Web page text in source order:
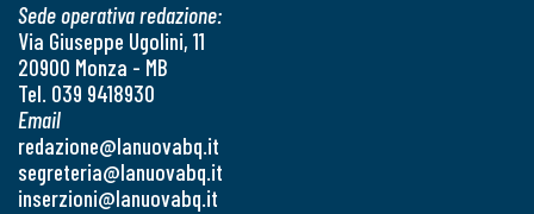
Sede operativa redazione:
Via Giuseppe Ugolini, 11
20900 Monza - MB
Tel. 039 9418930
Email
redazione@lanuovabq.it
segreteria@lanuovabq.it
inserzioni@lanuovabq.it